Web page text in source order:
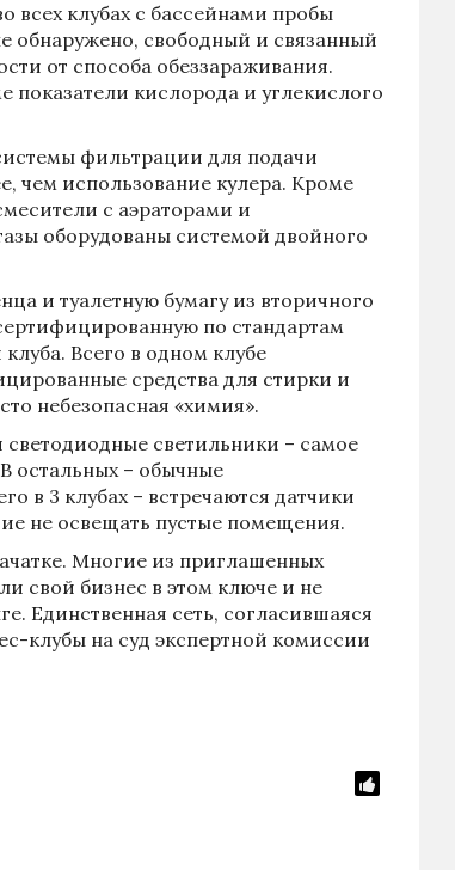
всех клубах с бассейнами пробы
обнаружено, свободный и связанный
от способа обеззараживания.
показатели кислорода и углекислого
фильтрации для подачи
чем использование кулера. Кроме
с аэраторами и
оборудованы системой двойного
и туалетную бумагу из вторичного
по стандартам
Всего в одном клубе
средства для стирки и
небезопасная «химия».
светодиодные светильники – самое
остальных – обычные
в 3 клубах – встречаются датчики
не освещать пустые помещения.
Многие из приглашенных
свой бизнес в этом ключе и не
Единственная сеть, согласившаяся
клубы на суд экспертной комиссии